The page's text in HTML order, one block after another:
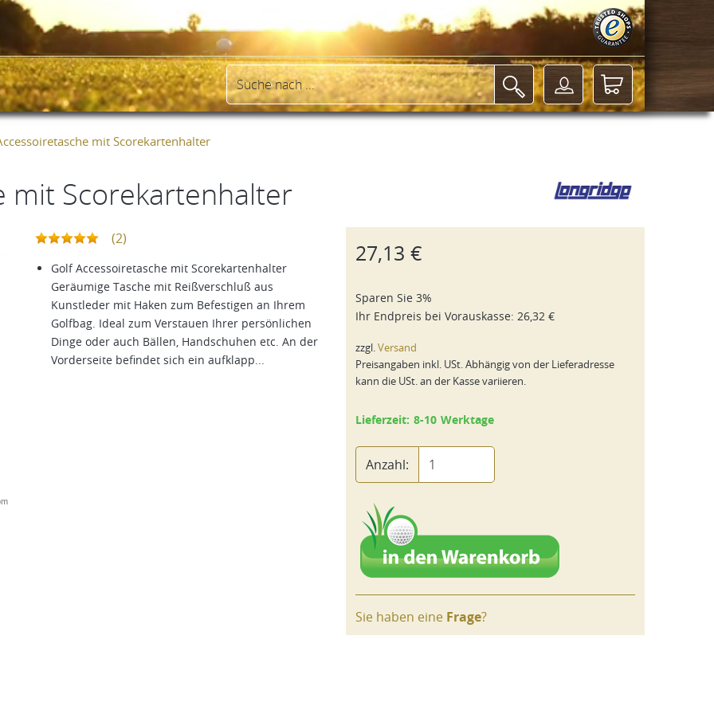
mit Scorekartenhalter
mit Scorekartenhalter
(2)
Golf Accessoiretasche mit Scorekartenhalter
Geräumige Tasche mit Reißverschluß aus
Kunstleder mit Haken zum Befestigen an Ihrem
Golfbag. Ideal zum Verstauen Ihrer persönlichen
Dinge oder auch Bällen, Handschuhen etc. An der
Vorderseite befindet sich ein aufklapp...
27,13 €
Sparen Sie 3%
Ihr Endpreis bei Vorauskasse: 26,32 €
zzgl.Versand
Preisangaben inkl. USt. Abhängig von der Lieferadresse
kann die USt. an der Kasse variieren.
Lieferzeit: 8-10 Werktage
Anzahl:
Sie haben eine Frage?